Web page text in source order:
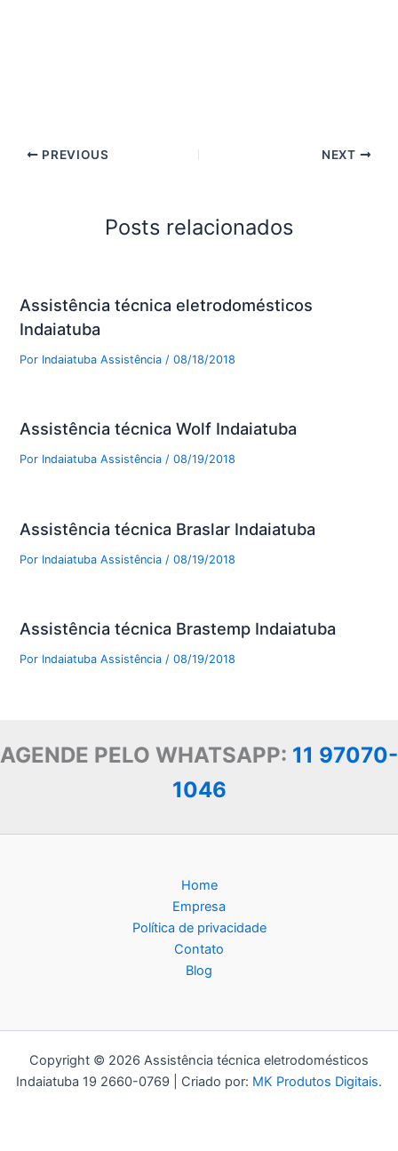
PREVIOUS NEXT
Posts relacionados
Assistência técnica eletrodomésticos
Indaiatuba
Por Indaiatuba Assistência/08/18/2018
Assistência técnica Wolf Indaiatuba
Por Indaiatuba Assistência/08/19/2018
Assistência técnica Braslar Indaiatuba
Por Indaiatuba Assistência /08/19/2018
Assistência técnica Brastemp Indaiatuba
Por Indaiatuba Assistência /08/19/2018
AGENDE PELO WHATSAPP: 11 97070-
1046
Home
Empresa
Política de privacidade
Contato
Blog
Copyright © 2026 Assistência técnica eletrodomésticos
Indaiatuba 19 2660-0769 | Criado por: MK Produtos Digitais.